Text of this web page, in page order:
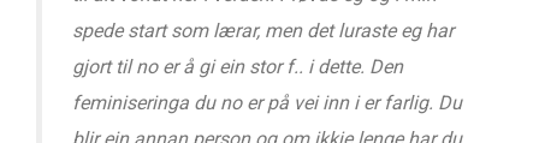
spede start som lærar, men det luraste eg har
gjort til no er å gi ein stor f.. i dette. Den
feminiseringa du no er på vei inn i er farlig. Du